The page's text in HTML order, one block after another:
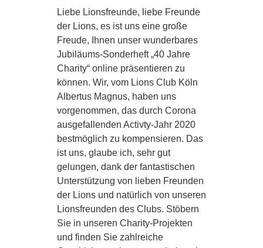
Liebe Lionsfreunde, liebe Freunde
der Lions, es ist uns eine große
Freude, Ihnen unser wunderbares
Jubiläums-Sonderheft „40 Jahre
Charity“ online präsentieren zu
können. Wir, vom Lions Club Köln
Albertus Magnus, haben uns
vorgenommen, das durch Corona
ausgefallenden Activty-Jahr 2020
bestmöglich zu kompensieren. Das
ist uns, glaube ich, sehr gut
gelungen, dank der fantastischen
Unterstützung von lieben Freunden
der Lions und natürlich von unseren
Lionsfreunden des Clubs. Stöbern
Sie in unseren Charity-Projekten
und finden Sie zahlreiche